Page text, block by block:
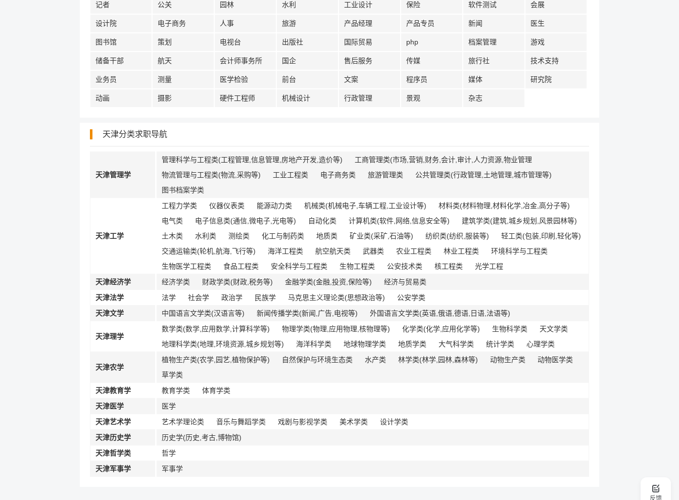
反馈
记者 公关 园林 水利 工业设计 保险 软件测试 会展
设计院 电子商务 人事 旅游 产品经理 产品专员 新闻 医生
图书馆 策划 电视台 出版社 国际贸易 php 档案管理 游戏
储备干部 航天 会计师事务所 国企 售后服务 传媒 旅行社 技术支持
业务员 测量 医学检验 前台 文案 程序员 媒体 研究院
动画 摄影 硬件工程师 机械设计 行政管理 景观 杂志
天津分类求职导航
天津管理学
管理科学与工程类(工程管理,信息管理,房地产开发,造价等)
工商管理类(市场,营销,财务,会计,审计,人力资源,物业管理
物流管理与工程类(物流,采购等)
工业工程类 电子商务类 旅游管理类
公共管理类(行政管理,土地管理,城市管理等)
图书档案学类
天津工学
工程力学类 仪器仪表类 能源动力类 机械类(机械电子,车辆工程,工业设计等)
材料类(材料物理,材料化学,冶金,高分子等)
电气类
电子信息类(通信,微电子,光电等) 自动化类 计算机类(软件,网络,信息安全等)
建筑学类(建筑,城乡规划,风景园林等)
土木类
水利类 测绘类 化工与制药类 地质类 矿业类(采矿,石油等) 纺织类(纺织,服装等)
轻工类(包装,印刷,轻化等)
交通运输类(轮机,航海,飞行等)
海洋工程类 航空航天类 武器类 农业工程类 林业工程类
环境科学与工程类
生物医学工程类
食品工程类 安全科学与工程类 生物工程类 公安技术类 核工程类
光学工程
天津经济学
经济学类 财政学类(财政,税务等) 金融学类(金融,投资,保险等)
经济与贸易类
天津法学
法学 社会学 政治学 民族学 马克思主义理论类(思想政治等)
公安学类
天津文学
中国语言文学类(汉语言等) 新闻传播学类(新闻,广告,电视等) 外国语言文学类(英语,俄语,德语,日语,法语等)
天津理学
数学类(数学,应用数学,计算科学等) 物理学类(物理,应用物理,核物理等) 化学类(化学,应用化学等) 生物科学类
天文学类
地理科学类(地理,环境资源,城乡规划等)
海洋科学类 地球物理学类 地质学类 大气科学类 统计学类 心理学类
天津农学
植物生产类(农学,园艺,植物保护等) 自然保护与环境生态类 水产类 林学类(林学,园林,森林等) 动物生产类
动物医学类
草学类
天津教育学
教育学类
体育学类
天津医学
医学
天津艺术学
艺术学理论类 音乐与舞蹈学类 戏剧与影视学类 美术学类
设计学类
天津历史学
历史学(历史,考古,博物馆)
天津哲学类
哲学
天津军事学
军事学